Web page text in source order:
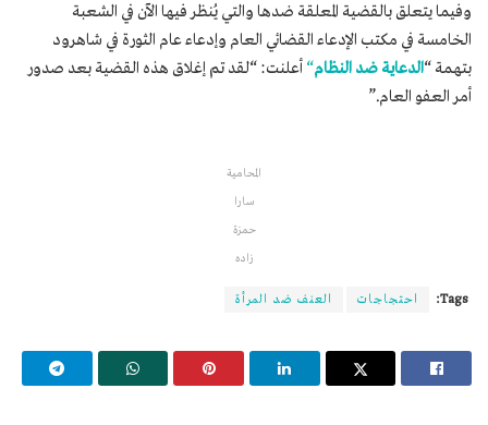
وفيما يتعلق بالقضية المعلقة ضدها والتي يُنظر فيها الآن في الشعبة
الخامسة في مكتب الإدعاء القضائي العام وإدعاء عام الثورة في شاهرود
بتهمة “الدعاية ضد النظام“ أعلنت: “لقد تم إغلاق هذه القضية بعد صدور
أمر العفو العام.”
المحامية
سارا
حمزة
زاده
Tags: احتجاجات العنف ضد المرأة